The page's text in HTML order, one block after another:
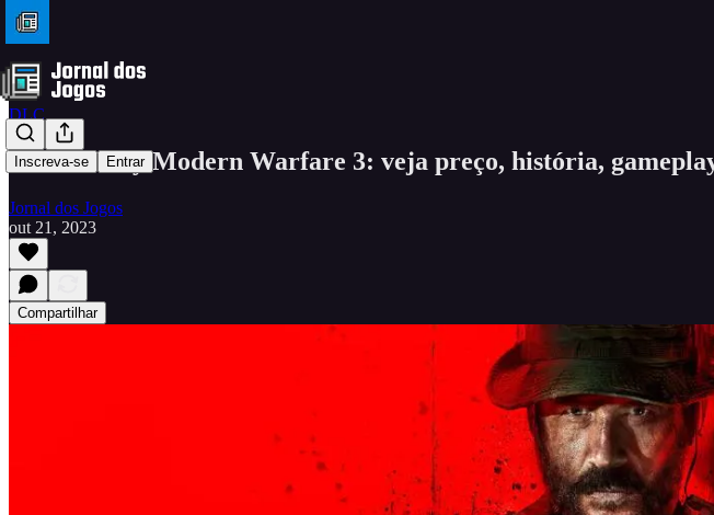
Inscreva-se Entrar
DLC
Call of Duty Modern Warfare 3: veja preço, história,
Jornal dos Jogos
out 21, 2023
Compartilhar